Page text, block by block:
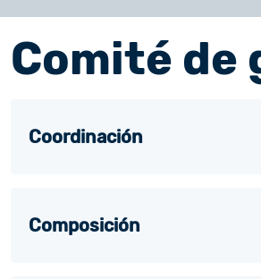
Comité de
Coordinación
Composición